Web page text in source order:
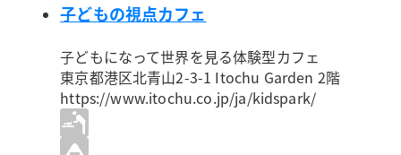
子どもの視点カフェ
子どもになって世界を見る体験型カフェ
東京都港区北青山2-3-1 Itochu Garden 2階
https://www.itochu.co.jp/ja/kidspark/